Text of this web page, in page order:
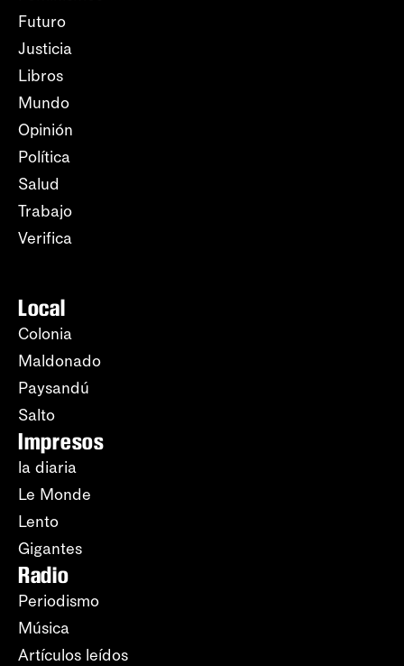
Futuro
Justicia
Libros
Mundo
Opinión
Política
Salud
Trabajo
Verifica
Local
Colonia
Maldonado
Paysandú
Salto
Impresos
la diaria
Le Monde
Lento
Gigantes
Radio
Periodismo
Música
Artículos leídos